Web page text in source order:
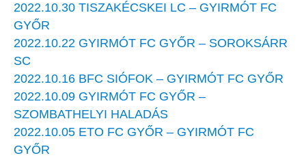
2022.10.30 TISZAKÉCSKEI LC – GYIRMÓT FC
GYŐR
2022.10.22 GYIRMÓT FC GYŐR – SOROKSÁRR
SC
2022.10.16 BFC SIÓFOK – GYIRMÓT FC GYŐR
2022.10.09 GYIRMÓT FC GYŐR –
SZOMBATHELYI HALADÁS
2022.10.05 ETO FC GYŐR – GYIRMÓT FC
GYŐR